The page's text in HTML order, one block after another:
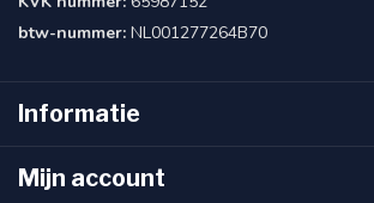
btw-nummer: NL001277264B70
Informatie
Mijn account